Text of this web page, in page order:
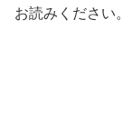
お読みください。